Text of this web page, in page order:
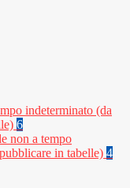
indeterminato (da
6
non a tempo
in tabelle) 4